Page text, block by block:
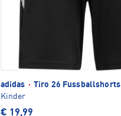
adidas · Tiro 26 Fussballshorts
Kinder
€ 19,99